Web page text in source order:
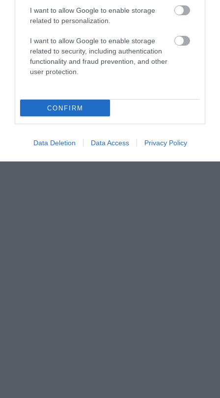
I want to allow Google to enable storage
related to personalization.
I want to allow Google to enable storage
related to security, including authentication
functionality and fraud prevention, and other
user protection.
CONFIRM
Data Deletion Data Access Privacy Policy